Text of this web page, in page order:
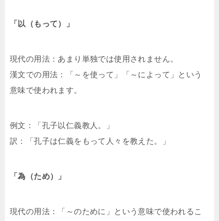
「以（もって）」
現代の用法：あまり単独では使用されません。
漢文での用法：「～を使って」「～によって」という
意味で使われます。
例文：「孔子以仁義教人。」
訳：「孔子は仁義をもって人々を教えた。」
「為（ため）」
現代の用法：「～のために」という意味で使われるこ